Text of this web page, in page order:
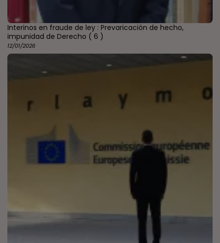
Interinos en fraude de ley : Prevaricación de hecho,
impunidad de Derecho ( 6 )
12/01/2026